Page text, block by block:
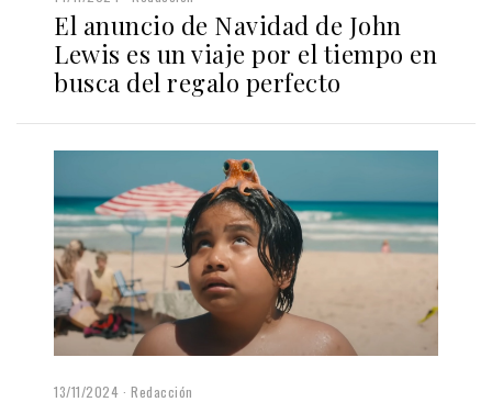
El anuncio de Navidad de John
Lewis es un viaje por el tiempo en
busca del regalo perfecto
13/11/2024 Redacción